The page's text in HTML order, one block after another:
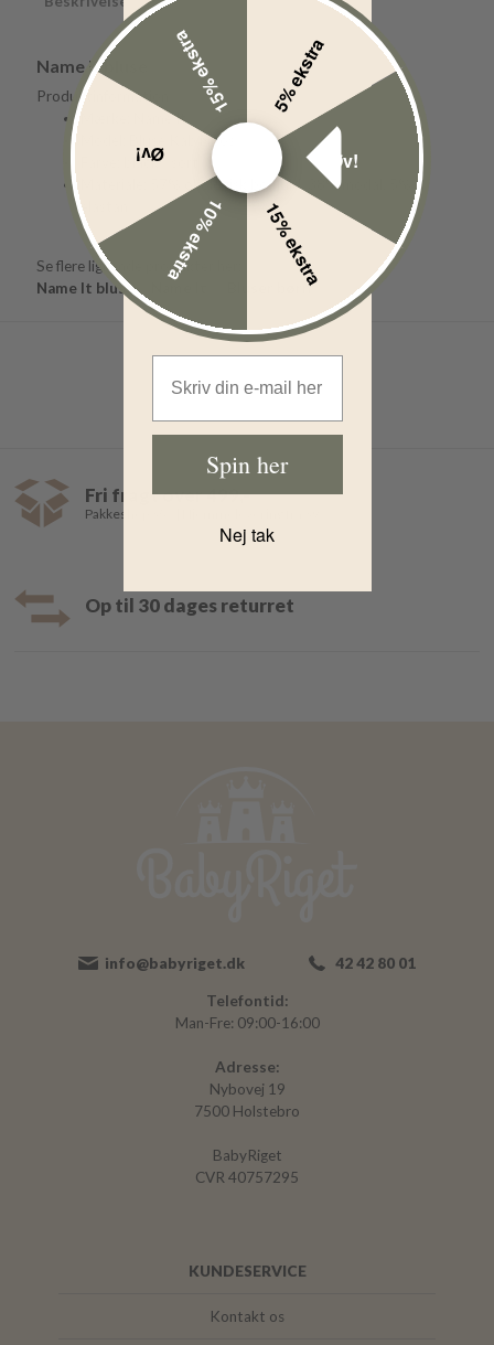
Name It bluse
Produktinformation
Mærke: Name It
Model: Bluse Kab Noos
Farve: black / sort
Materiale: 57% økologisk bomuld, 38% modal, 5%
elastan
Se flere lignende produkter her:
Name It bluse
Bluser børn
Fri fragt over 499,-
Pakkeshop 35,- | Hjemmelevering fra 39,-
Op til 30 dages returret
info@babyriget.dk 42 42 80 01
Telefontid:
Man-Fre: 09:00-16:00
Adresse:
Nybovej 19
7500 Holstebro
BabyRiget
CVR 40757295
KUNDESERVICE
Kontakt os
5% ekstra
Øv!
15% ekstra
10% ekstra
Øv!
15% ekstra
Spin her
Nej tak